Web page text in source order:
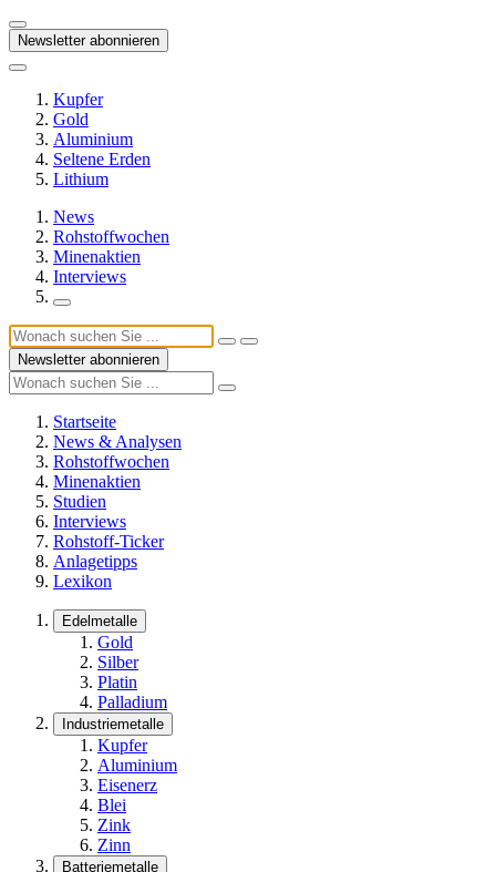
Newsletter abonnieren
Kupfer
Gold
Aluminium
Seltene Erden
Lithium
News
Rohstoffwochen
Minenaktien
Interviews
Newsletter abonnieren
Startseite
News & Analysen
Rohstoffwochen
Minenaktien
Studien
Interviews
Rohstoff-Ticker
Anlagetipps
Lexikon
Edelmetalle
Gold
Silber
Platin
Palladium
Industriemetalle
Kupfer
Aluminium
Eisenerz
Blei
Zink
Zinn
Batteriemetalle